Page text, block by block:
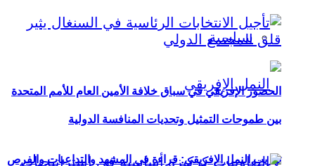
سياسية
تهريب النمل الإفريقي: قراءة في المشهد والتداعيات والفرص
الحضور الإفريقي في سباق خلافة الأمين العام للأمم المتحدة
بين طموحات التمثيل وتحديات المنافسة الدولية